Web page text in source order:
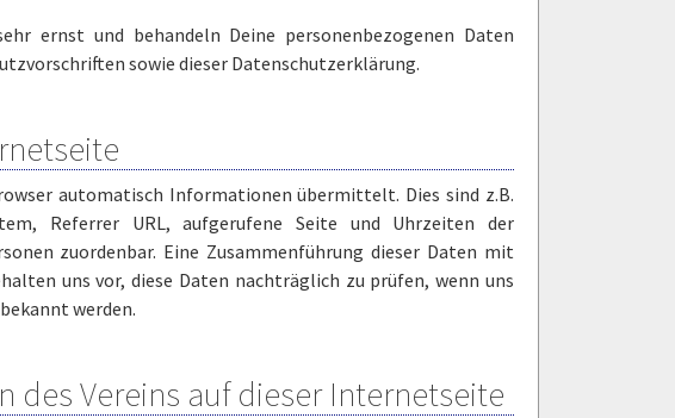
ernst und behandeln Deine personenbezogenen Daten
sowie dieser Datenschutzerklärung.
automatisch Informationen übermittelt. Dies sind z.B.
Referrer URL, aufgerufene Seite und Uhrzeiten der
zuordenbar. Eine Zusammenführung dieser Daten mit
uns vor, diese Daten nachträglich zu prüfen, wenn uns
werden.
des Vereins auf dieser Internetseite